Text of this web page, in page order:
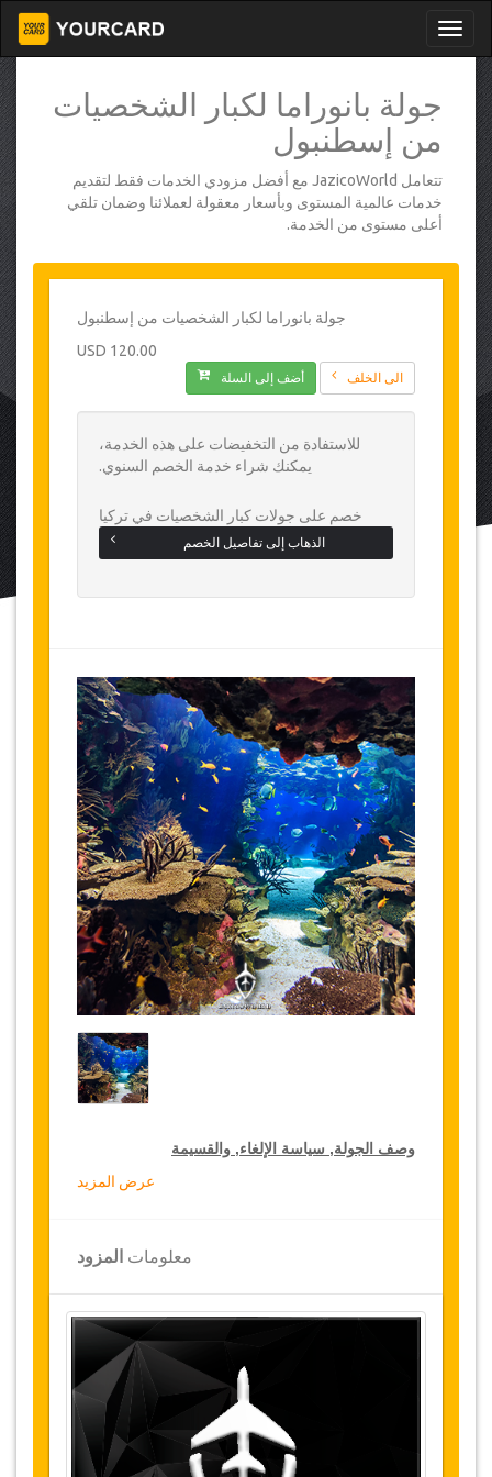
جولة بانوراما لكبار الشخصيات
من إسطنبول
تتعامل JazicoWorld مع أفضل مزودي الخدمات فقط لتقديم
خدمات عالمية المستوى وبأسعار معقولة لعملائنا وضمان تلقي
أعلى مستوى من الخدمة.
جولة بانوراما لكبار الشخصيات من إسطنبول
120.00 USD
الى الخلف أضف إلى السلة
للاستفادة من التخفيضات على هذه الخدمة،
يمكنك شراء خدمة الخصم السنوي.
خصم على جولات كبار الشخصيات في تركيا
الذهاب إلى تفاصيل الخصم
وصف الجولة, سياسة الإلغاء, والقسيمة
تقدم جازيكوورلد 15 % تخفيضات على الجولات
الخاصة في جميع أنحاء تركيا, اضغط على رابط الذهاب
إلى تفاصيل الخصم لتختار جولتك الخاصة المخفضة
لمدة سنة
افتتح متحف التاريخ بانوراما 1453 في 31
جنفي (يناير) 2009 بمشاركة رئيس الوزراء التركي
رجب طيب أردوغان، واكتسبت بلدية اسطنبول الكبرى
المتحف لمدينتها. بما أنه مواجه لأسوار مدينة توبكابي-
عرض المزيد
معلومات المزود